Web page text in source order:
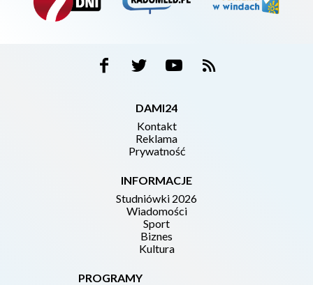
DAMI24
Kontakt
Reklama
Prywatność
INFORMACJE
Studniówki 2026
Wiadomości
Sport
Biznes
Kultura
PROGRAMY